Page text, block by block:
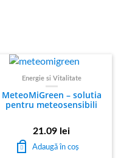
Energie si Vitalitate
MeteoMiGreen – solutia
pentru meteosensibili
21.09 lei
Adaugă în coș